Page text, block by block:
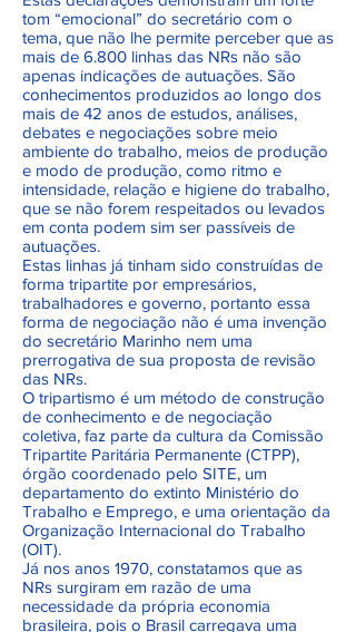
tom “emocional” do secretário com o
tema, que não lhe permite perceber que as
mais de 6.800 linhas das NRs não são
apenas indicações de autuações. São
conhecimentos produzidos ao longo dos
mais de 42 anos de estudos, análises,
debates e negociações sobre meio
ambiente do trabalho, meios de produção
e modo de produção, como ritmo e
intensidade, relação e higiene do trabalho,
que se não forem respeitados ou levados
em conta podem sim ser passíveis de
autuações.
Estas linhas já tinham sido construídas de
forma tripartite por empresários,
trabalhadores e governo, portanto essa
forma de negociação não é uma invenção
do secretário Marinho nem uma
prerrogativa de sua proposta de revisão
das NRs.
O tripartismo é um método de construção
de conhecimento e de negociação
coletiva, faz parte da cultura da Comissão
Tripartite Paritária Permanente (CTPP),
órgão coordenado pelo SITE, um
departamento do extinto Ministério do
Trabalho e Emprego, e uma orientação da
Organização Internacional do Trabalho
(OIT).
Já nos anos 1970, constatamos que as
NRs surgiram em razão de uma
necessidade da própria economia
brasileira, pois o Brasil carregava uma